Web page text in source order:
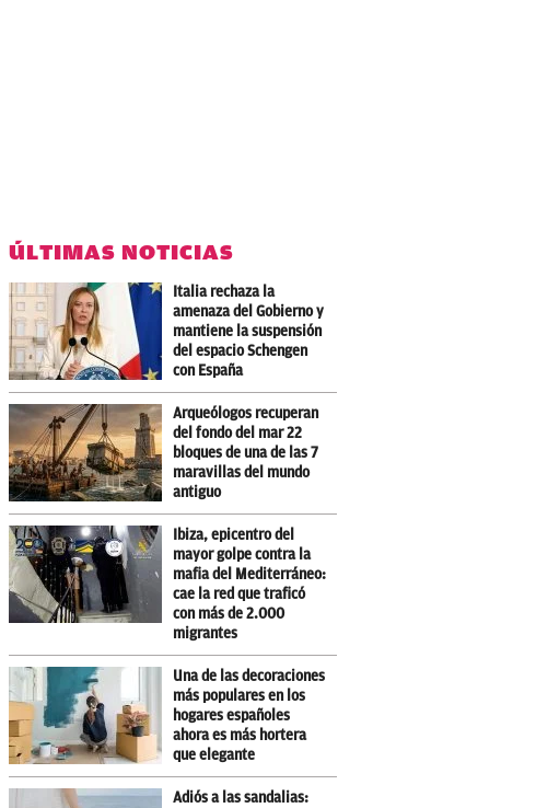
ÚLTIMAS NOTICIAS
Italia rechaza la
amenaza del Gobierno y
mantiene la suspensión
del espacio Schengen
con España
Arqueólogos recuperan
del fondo del mar 22
bloques de una de las 7
maravillas del mundo
antiguo
Ibiza, epicentro del
mayor golpe contra la
mafia del Mediterráneo:
cae la red que traficó
con más de 2.000
migrantes
Una de las decoraciones
más populares en los
hogares españoles
ahora es más hortera
que elegante
Adiós a las sandalias: